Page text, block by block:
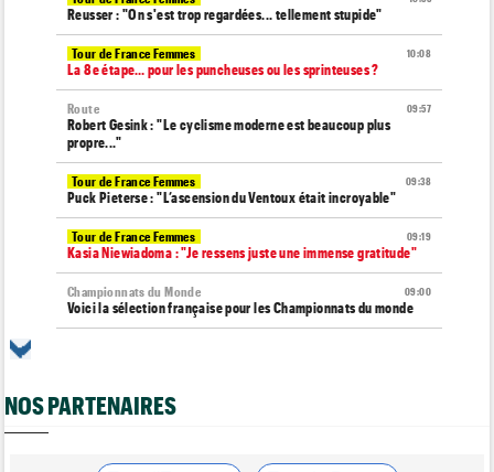
Reusser : "On s'est trop regardées... tellement stupide"
10:08
Tour de France Femmes
La 8e étape… pour les puncheuses ou les sprinteuses ?
09:57
Route
Robert Gesink : "Le cyclisme moderne est beaucoup plus
propre..."
09:38
Tour de France Femmes
Puck Pieterse : "L’ascension du Ventoux était incroyable"
09:19
Tour de France Femmes
Kasia Niewiadoma : "Je ressens juste une immense gratitude"
09:00
Championnats du Monde
Voici la sélection française pour les Championnats du monde
Route
Romain Bardet hospitalisé après une chute dans la descente du
NOS PARTENAIRES